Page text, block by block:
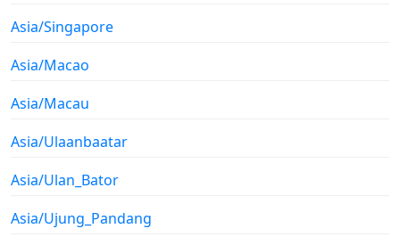
Asia/Singapore
Asia/Macao
Asia/Macau
Asia/Ulaanbaatar
Asia/Ulan_Bator
Asia/Ujung_Pandang